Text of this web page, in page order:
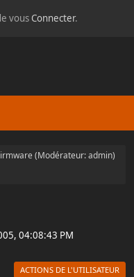
vousConnecter.
(Modérateur:admin)
04:08:43 PM
ACTIONS DE L'UTILISATEUR